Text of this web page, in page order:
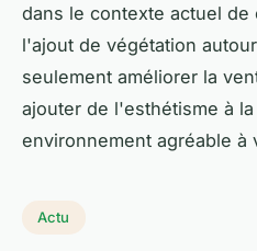
dans le contexte actuel de
l'ajout de végétation
seulement améliorer la
ajouter de l'esthétisme à
environnement agréable à
Actu